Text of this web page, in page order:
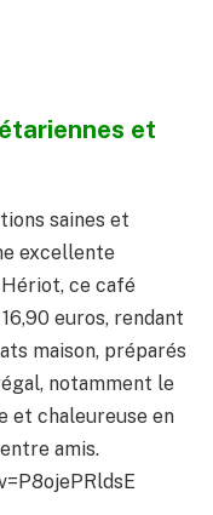
et
saines et
excellente
ce café
euros, rendant
maison, préparés
notamment le
et chaleureuse en
amis.